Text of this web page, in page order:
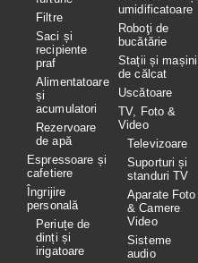
Filtre
Saci și
recipiente
praf
Alimentatoare
și
acumulatori
Rezervoare
de apă
Espressoare și
cafetiere
Îngrijire
personală
Periuțe de
dinți și
irigatoare
umidificatoare
Roboţi de
bucătărie
Stații și mașini
de călcat
Uscătoare
TV, Foto &
Video
Televizoare
Suporturi și
standuri TV
Aparate Foto
& Camere
Video
Sisteme
audio